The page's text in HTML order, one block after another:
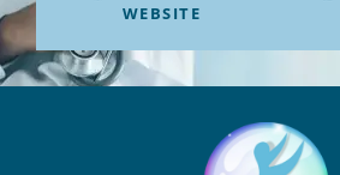
WEBSITE